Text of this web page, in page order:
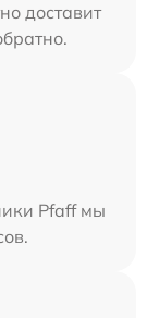
доставит
Pfaff мы